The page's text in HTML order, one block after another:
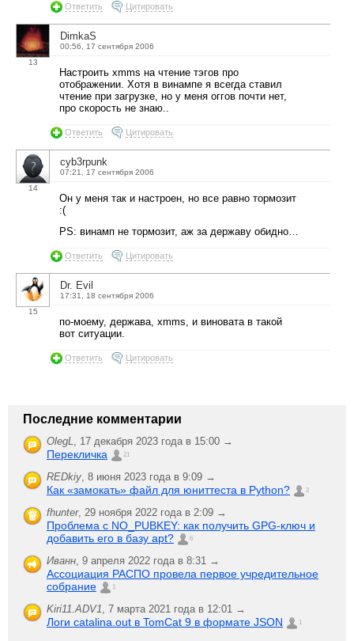
Ответить Цитировать
13
DimkaS
00:56, 17 сентября 2006
Настроить xmms на чтение тэгов про
отображении. Хотя в винампе я всегда ставил
чтение при загрузке, но у меня оггов почти нет,
про скорость не знаю..
Ответить Цитировать
14
cyb3rpunk
07:21, 17 сентября 2006
Он у меня так и настроен, но все равно тормозит
:(
PS: винамп не тормозит, аж за державу обидно…
Ответить Цитировать
15
Dr. Evil
17:31, 18 сентября 2006
по-моему, держава, xmms, и виновата в такой
вот ситуации.
Ответить Цитировать
Последние комментарии
OlegL 17 декабря 2023 года в 15:00 →
Перекличка 21
REDkiy 8 июня 2023 года в 9:09 →
Как «замокать» файл для юниттеста в Python? 2
fhunter, 29 ноября 2022 года в 2:09 →
Проблема с NO_PUBKEY: как получить GPG-ключ и
добавить его в базу apt?
6
Иванн 9 апреля 2022 года в 8:31 →
Ассоциация РАСПО провела первое учредительное
собрание
1
Kiri11.ADV1 7 марта 2021 года в 12:01 →
Логи catalina.out в TomCat 9 в формате JSON 1